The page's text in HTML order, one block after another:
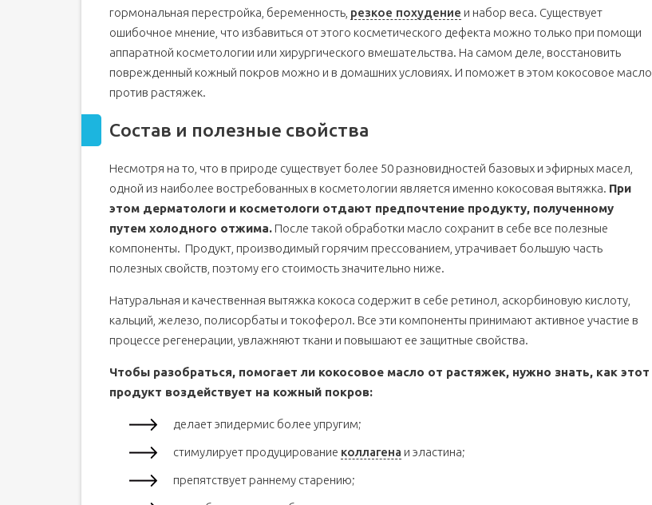
гормональная перестройка, беременность, резкое похудение и набор веса. Существует
ошибочное мнение, что избавиться от этого косметического дефекта можно только при помощи
аппаратной косметологии или хирургического вмешательства. На самом деле, восстановить
поврежденный кожный покров можно и в домашних условиях. И поможет в этом кокосовое масло
против растяжек.
Состав и полезные свойства
Несмотря на то, что в природе существует более 50 разновидностей базовых и эфирных масел,
одной из наиболее востребованных в косметологии является именно кокосовая вытяжка. При
этом дерматологи и косметологи отдают предпочтение продукту, полученному
путем холодного отжима. После такой обработки масло сохранит в себе все полезные
компоненты. Продукт, производимый горячим прессованием, утрачивает большую часть
полезных свойств, поэтому его стоимость значительно ниже.
Натуральная и качественная вытяжка кокоса содержит в себе ретинол, аскорбиновую кислоту,
кальций, железо, полисорбаты и токоферол. Все эти компоненты принимают активное участие в
процессе регенерации, увлажняют ткани и повышают ее защитные свойства.
Чтобы разобраться, помогает ли кокосовое масло от растяжек, нужно знать, как этот
продукт воздействует на кожный покров:
делает эпидермис более упругим;
стимулирует продуцирование коллагена и эластина;
препятствует раннему старению;